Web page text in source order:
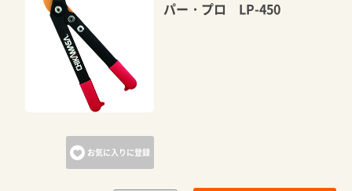
お気に入りに登録
パー・プロ LP-450
カートに追加しました。